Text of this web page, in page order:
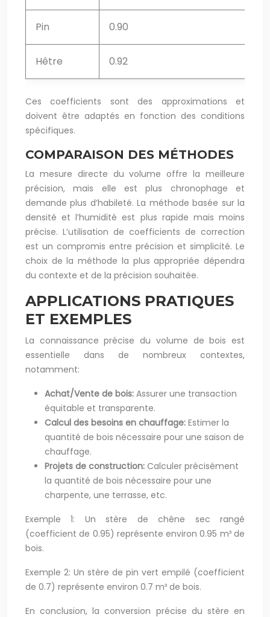
Pin 0.90
Hêtre 0.92
Ces coefficients sont des approximations et
doivent être adaptés en fonction des conditions
spécifiques.
COMPARAISON DES MÉTHODES
La mesure directe du volume offre la meilleure
précision, mais elle est plus chronophage et
demande plus d’habileté. La méthode basée sur la
densité et l’humidité est plus rapide mais moins
précise. L’utilisation de coefficients de correction
est un compromis entre précision et simplicité. Le
choix de la méthode la plus appropriée dépendra
du contexte et de la précision souhaitée.
APPLICATIONS PRATIQUES
ET EXEMPLES
La connaissance précise du volume de bois est
essentielle dans de nombreux contextes,
notamment:
Achat/Vente de bois: Assurer une transaction
équitable et transparente.
Calcul des besoins en chauffage: Estimer la
quantité de bois nécessaire pour une saison de
chauffage.
Projets de construction: Calculer précisément
la quantité de bois nécessaire pour une
charpente, une terrasse, etc.
Exemple 1: Un stère de chêne sec rangé
(coefficient de 0.95) représente environ 0.95 m³ de
bois.
Exemple 2: Un stère de pin vert empilé (coefficient
de 0.7) représente environ 0.7 m³ de bois.
En conclusion, la conversion précise du stère en